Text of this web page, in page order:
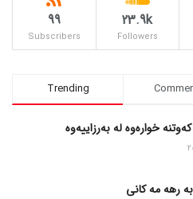
23.9k
Followers
99
Subscribers
Trending
خوارەوە لە بەرزاییەوە
رهه مه کانی